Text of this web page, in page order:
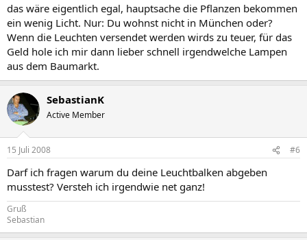
das wäre eigentlich egal, hauptsache die Pflanzen bekommen
ein wenig Licht. Nur: Du wohnst nicht in München oder?
Wenn die Leuchten versendet werden wirds zu teuer, für das
Geld hole ich mir dann lieber schnell irgendwelche Lampen
aus dem Baumarkt.
SebastianK
Active Member
15 Juli 2008 #6
Darf ich fragen warum du deine Leuchtbalken abgeben
musstest? Versteh ich irgendwie net ganz!
Gruß
Sebastian